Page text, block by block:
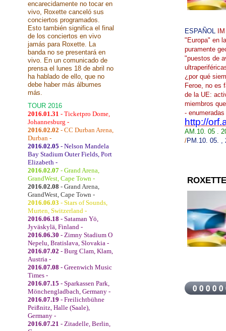
ESPAÑOL
IM
"Europa" en
puramente
"puestos de
¿por qué
Feroe, no es
de la UE:
miembros
-
http://
AM .10. 05 .
/PM.10. 05. ,
encarecidamente no tocar en
vivo, Roxette canceló sus
conciertos programados.
Esto también significa el final
de los conciertos en vivo
jamás para Roxette. La
banda no se presentará en
vivo. En un comunicado de
prensa el lunes 18 de abril no
ha hablado de ello, que no
debe haber más álbumes
más.
TOUR 2016
2016.01.31 - Ticketpro Dome,
Johannesburg -
2016.02.02 - CC Durban Arena,
Durban -
2016.02.05 - Nelson Mandela
Bay Stadium Outer Fields, Port
Elizabeth -
2016.02.07 - Grand Arena,
GrandWest, Cape Town -
2016.02.08 - Grand Arena,
GrandWest, Cape Town -
2016.06.03 - Stars of Sounds,
Murten, Switzerland -
2016.06.18 - Sataman Yö,
Jyväskylä, Finland -
2016.06.30 - Zimny Stadium O
Nepelu, Bratislava, Slovakia -
2016.07.02 - Burg Clam, Klam,
Austria -
2016.07.08 - Greenwich Music
Times -
2016.07.15 - Sparkassen Park,
Mönchengladbach, Germany -
2016.07.19 - Freilichtbühne
Peißnitz, Halle (Saale),
Germany -
2016.07.21 - Zitadelle, Berlin,